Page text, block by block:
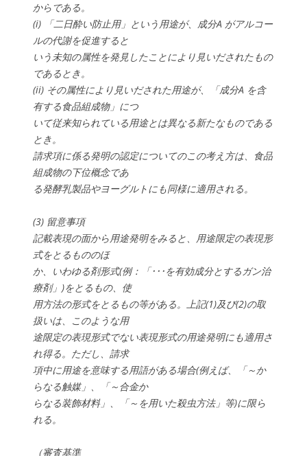
からである。
(i) 「二日酔い防止用」という用途が、成分A がアルコー
ルの代謝を促進すると
いう未知の属性を発見したことにより見いだされたもの
であるとき。
(ii) その属性により見いだされた用途が、「成分A を含
有する食品組成物」につ
いて従来知られている用途とは異なる新たなものである
とき。
請求項に係る発明の認定についてのこの考え方は、食品
組成物の下位概念であ
る発酵乳製品やヨーグルトにも同様に適用される。
(3) 留意事項
記載表現の面から用途発明をみると、用途限定の表現形
式をとるもののほ
か、いわゆる剤形式(例：「･･･を有効成分とするガン治
療剤」)をとるもの、使
用方法の形式をとるもの等がある。上記(1)及び(2)の取
扱いは、このような用
途限定の表現形式でない表現形式の用途発明にも適用さ
れ得る。ただし、請求
項中に用途を意味する用語がある場合(例えば、「～か
らなる触媒」、「～合金か
らなる装飾材料」、「～を用いた殺虫方法」等)に限ら
れる。
（審査基準